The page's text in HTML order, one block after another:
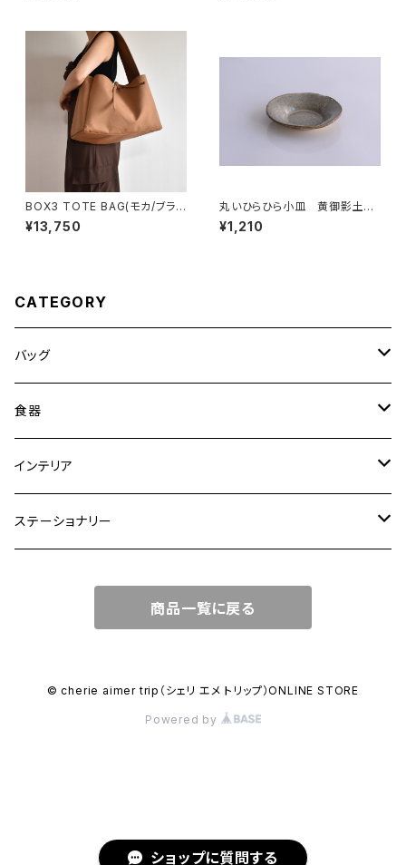
ショップに質問する
BOX3 TOTE BAG(モカ/ブラウ
ン）
¥13,750
丸いひらひら小皿 黄御影土×
白鼠結晶釉
¥1,210
CATEGORY
バッグ
トートバッグ
ショルダーバッグ
ワンハンドルバッグ
リュック
食器
大皿
中皿
カップ
インテリア
花瓶・フラワーベース
ステーショナリー
マガジンカバー
商品一覧に戻る
© cherie aimer trip（シェリ エメ トリップ）ONLINE STORE
Powered by